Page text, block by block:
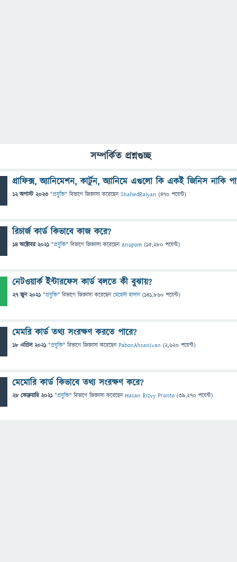
সম্পর্কিত প্রশ্নগুচ্ছ
গ্রাফিক্স, অ্যানিমেশন, কার্টুন, অ্যানিমে এগুলো কি একই জিনিস নাকি
12 অগাস্ট 2023 "প্রযুক্তি" বিভাগে জিজ্ঞাসাকরেছেনShahedRaiyan (470 পয়েন্ট)
রিচার্জ কার্ড কিভাবে কাজ করে?
14 অক্টোবর 2021 "প্রযুক্তি" বিভাগে জিজ্ঞাসাকরেছেনAnupom (15,280 পয়েন্ট)
নেটওয়ার্ক ইন্টারফেস কার্ড বলতে কী বুঝায়?
27 জুন 2021 "প্রযুক্তি" বিভাগে জিজ্ঞাসাকরেছেনমেহেদী হাসান (141,860 পয়েন্ট)
মেমরি কার্ড তথ্য সংরক্ষণ করতে পারে?
18 এপ্রিল 2021 "প্রযুক্তি" বিভাগে জিজ্ঞাসাকরেছেনPabonAhsanIvan (2,620 পয়েন্ট)
মেমোরি কার্ড কিভাবে তথ্য সংরক্ষণ করে?
28 ফেব্রুয়ারি 2021 "প্রযুক্তি" বিভাগে জিজ্ঞাসাকরেছেনHasan Rizvy Pranto (39,270 পয়েন্ট)